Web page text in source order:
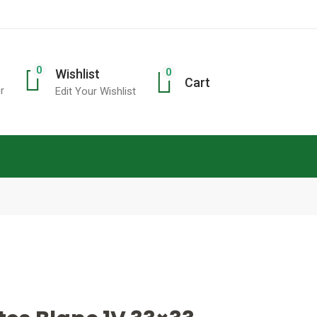
0 Wishlist
Edit Your Wishlist
0
Cart